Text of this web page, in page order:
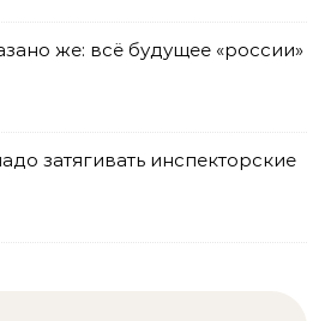
же: всё будущее «россии»
затягивать инспекторские